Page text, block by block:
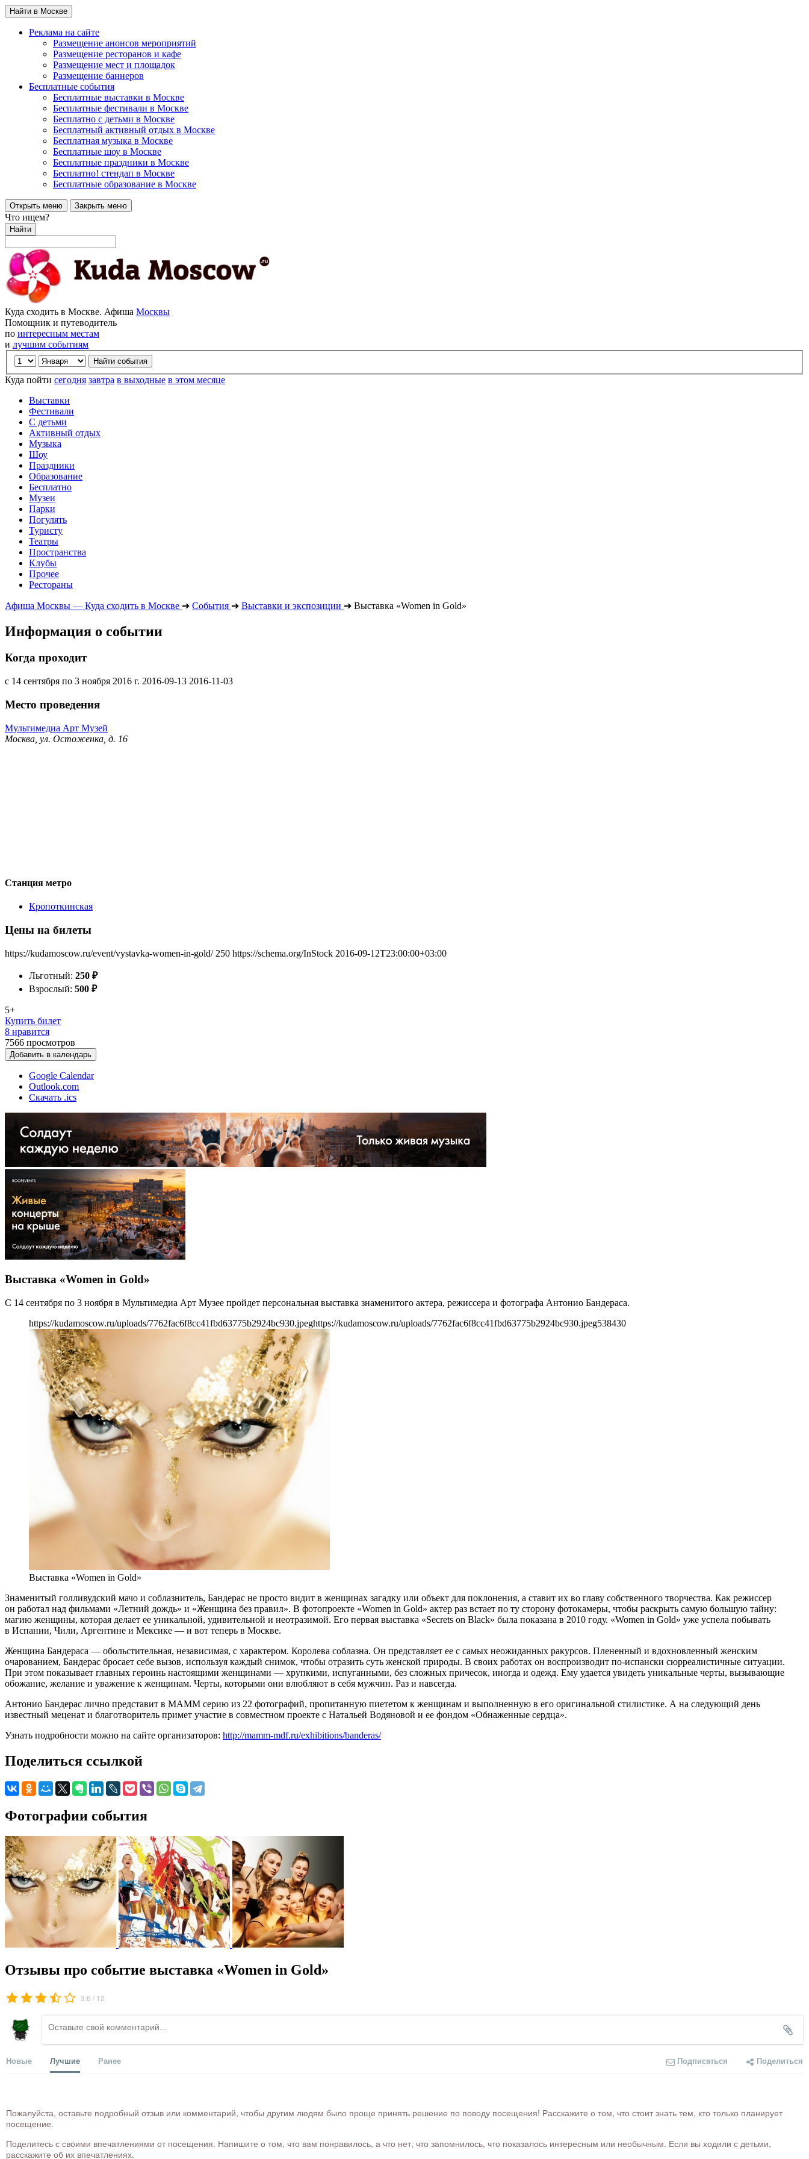
Найти в Москве
Реклама на сайте
Размещение анонсов мероприятий
Размещение ресторанов и кафе
Размещение мест и площадок
Размещение баннеров
Бесплатные события
Бесплатные выставки в Москве
Бесплатные фестивали в Москве
Бесплатно с детьми в Москве
Бесплатный активный отдых в Москве
Бесплатная музыка в Москве
Бесплатные шоу в Москве
Бесплатные праздники в Москве
Бесплатно! стендап в Москве
Бесплатные образование в Москве
Открыть меню Закрыть меню
Что ищем?
Найти
Куда сходить в Москве. Афиша Москвы
Помощник и путеводитель
по интересным местам
и лучшим событиям
Куда пойти сегодня завтра в выходные в этом месяце
Выставки
Фестивали
С детьми
Активный отдых
Музыка
Шоу
Праздники
Образование
Бесплатно
Музеи
Парки
Погулять
Туристу
Театры
Пространства
Клубы
Прочее
Рестораны
Афиша Москвы — Куда сходить в Москве ➔ События ➔ Выставки и экспозиции ➔ Выставка «Women in Gold»
Информация о событии
Когда проходит
с 14 сентября по 3 ноября 2016 г. 2016-09-13 2016-11-03
Место проведения
Мультимедиа Арт Музей
Москва, ул. Остоженка, д. 16
Станция метро
Кропоткинская
Цены на билеты
https://kudamoscow.ru/event/vystavka-women-in-gold/ 250 https://schema.org/InStock 2016-09-12T23:00:00+03:00
Льготный: 250 ₽
Взрослый: 500 ₽
5+
Купить билет
8 нравится
7566 просмотров
Добавить в календарь
Google Calendar
Outlook.com
Скачать .ics
Выставка «Women in Gold»
С 14 сентября по 3 ноября в Мультимедиа Арт Музее пройдет персональная выставка знаменитого актера, режиссера и фотографа Антонио Бандераса.
https://kudamoscow.ru/uploads/7762fac6f8cc41fbd63775b2924bc930.jpeghttps://kudamoscow.ru/uploads/7762fac6f8cc41fbd63775b2924bc930.jpeg538430
Выставка «Women in Gold»
Знаменитый голливудский мачо и соблазнитель, Бандерас не просто видит в женщинах загадку или объект для поклонения, а ставит их во главу собственного творчества. Как режиссер
он работал над фильмами «Летний дождь» и «Женщина без правил». В фотопроекте «Women in Gold» актер раз встает по ту сторону фотокамеры, чтобы раскрыть самую большую тайну:
магию женщины, которая делает ее уникальной, удивительной и неотразимой. Его первая выставка «Secrets on Black» была показана в 2010 году. «Women in Gold» уже успела побывать
в Испании, Чили, Аргентине и Мексике — и вот теперь в Москве.
Женщина Бандераса — обольстительная, независимая, с характером. Королева соблазна. Он представляет ее с самых неожиданных ракурсов. Плененный и вдохновленный женским
очарованием, Бандерас бросает себе вызов, используя каждый снимок, чтобы отразить суть женской природы. В своих работах он воспроизводит по-испански сюрреалистичные ситуации.
При этом показывает главных героинь настоящими женщинами — хрупкими, испуганными, без сложных причесок, иногда и одежд. Ему удается увидеть уникальные черты, вызывающие
обожание, желание и уважение к женщинам. Черты, которыми они влюбляют в себя мужчин. Раз и навсегда.
Антонио Бандерас лично представит в МАММ серию из 22 фотографий, пропитанную пиететом к женщинам и выполненную в его оригинальной стилистике. А на следующий день
известный меценат и благотворитель примет участие в совместном проекте с Натальей Водяновой и ее фондом «Обнаженные сердца».
Узнать подробности можно на сайте организаторов: http://mamm-mdf.ru/exhibitions/banderas/
Поделиться ссылкой
Фотографии события
Отзывы про событие выставка «Women in Gold»
3.6 / 12
Новые Лучшие Ранее Подписаться Поделиться
Пожалуйста, оставьте подробный отзыв или комментарий, чтобы другим людям было проще принять решение по поводу посещения! Расскажите о том, что стоит знать тем, кто только планирует
посещение.
Поделитесь с своими впечатлениями от посещения. Напишите о том, что вам понравилось, а что нет, что запомнилось, что показалось интересным или необычным. Если вы ходили с детьми,
расскажите об их впечатлениях.